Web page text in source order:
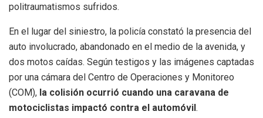
politraumatismos sufridos.
En el lugar del siniestro, la policía constató la presencia del
auto involucrado, abandonado en el medio de la avenida, y
dos motos caídas. Según testigos y las imágenes captadas
por una cámara del Centro de Operaciones y Monitoreo
(COM), la colisión ocurrió cuando una caravana de
motociclistas impactó contra el automóvil.